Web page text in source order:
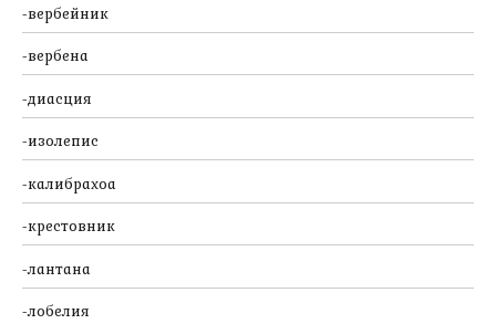
вербейник
вербена
диасция
изолепис
калибрахоа
крестовник
лантана
лобелия